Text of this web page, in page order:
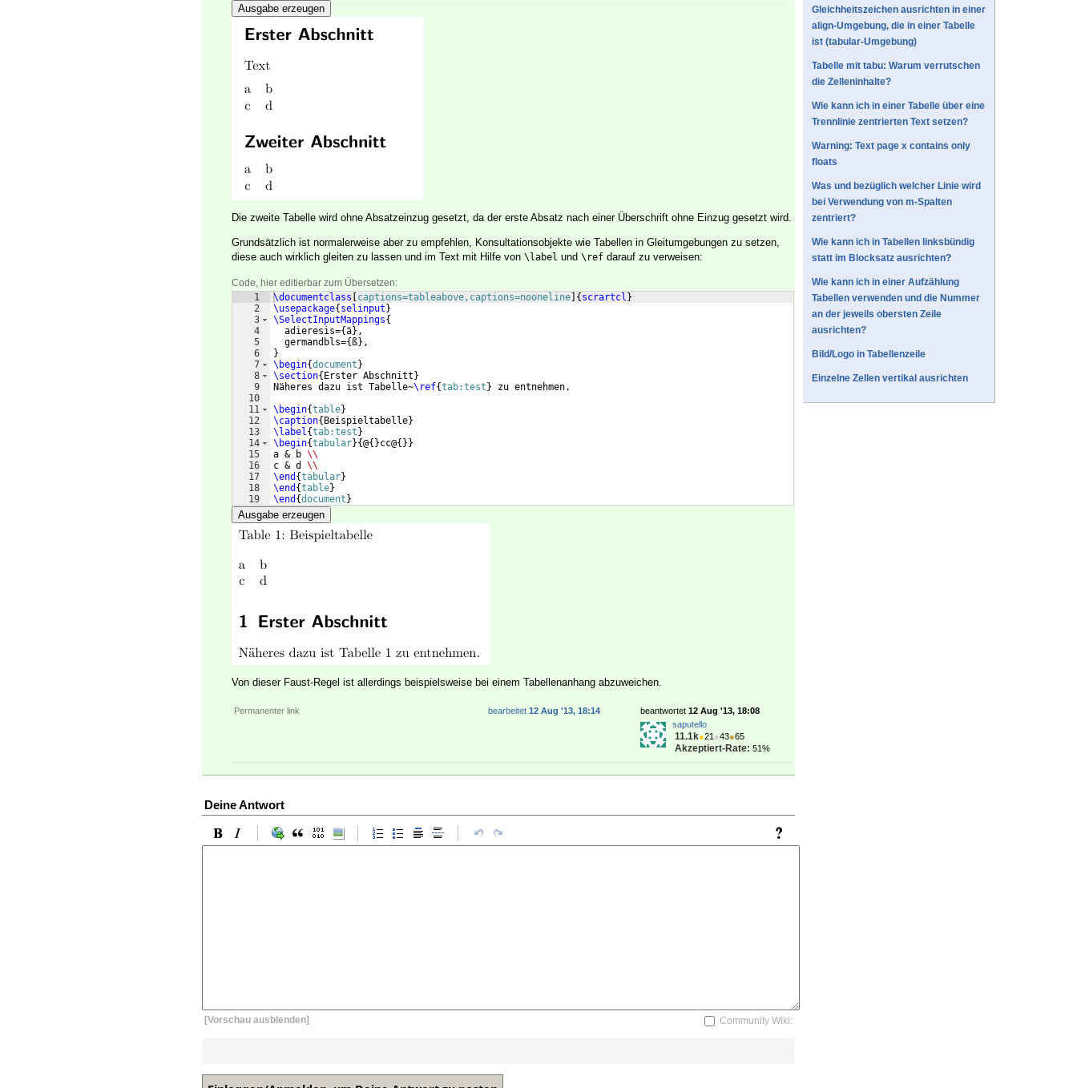
Ausgabe erzeugen
Die zweite Tabelle wird ohne Absatzeinzug gesetzt, da der erste Absatz nach einer Überschrift ohne Einzug gesetzt wird.
Grundsätzlich ist normalerweise aber zu empfehlen, Konsultationsobjekte wie Tabellen in Gleitumgebungen zu setzen,
diese auch wirklich gleiten zu lassen und im Text mit Hilfe von \label und \ref darauf zu verweisen:
Code, hier editierbar zum Übersetzen:
1
2
3
4
5
6
7
8
9
10
11
12
13
14
15
16
17
18
19
\documentclass captions=tableabove,captions=nooneline { scrartcl }
\usepackage{ selinput }
\SelectInputMappings{
  adieresis=
{ä} ,
  germandbls=
{ ß} ,
}
\begin{document }
\section{ Erster Abschnitt }
Näheres dazu ist Tabelle~\ref{tab:test } zu entnehmen.
\begin{table}
\caption{ Beispieltabelle}
\label{tab:test }
\begin{tabular}{@{ }cc@{ }}
a & b \\
c & d \\
\end {tabular}
\end {table}
\end {document }
Ausgabe erzeugen
Von dieser Faust-Regel ist allerdings beispielsweise bei einem Tabellenanhang abzuweichen.
Permanenter link beantwortet 12 Aug '13, 18:08
saputello
11.1k●21 ●43●65
Akzeptiert-Rate: 51%
bearbeitet 12 Aug '13, 18:14
Deine Antwort
[Vorschau ausblenden] Community Wiki:
Gleichheitszeichen ausrichten in einer
align-Umgebung, die in einer Tabelle
ist (tabular-Umgebung)
Tabelle mit tabu: Warum verrutschen
die Zelleninhalte?
Wie kann ich in einer Tabelle über eine
Trennlinie zentrierten Text setzen?
Warning: Text page x contains only
floats
Was und bezüglich welcher Linie wird
bei Verwendung von m-Spalten
zentriert?
Wie kann ich in Tabellen linksbündig
statt im Blocksatz ausrichten?
Wie kann ich in einer Aufzählung
Tabellen verwenden und die Nummer
an der jeweils obersten Zeile
ausrichten?
Bild/Logo in Tabellenzeile
Einzelne Zellen vertikal ausrichten